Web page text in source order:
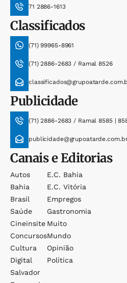
71 2886-1613
Classificados
(71) 99965-8961
(71) 2886-2683 / Ramal 8526
Publicidade
(71) 2886-2683 / Ramal 8585 |
Canais e Editorias
Autos
Bahia
Brasil
Saúde
Cineinsite
Concursos
Cultura
Digital
Salvador
E.c. Bahia
E.c. Vitória
Empregos
Gastronomia
Muito
Mundo
Opinião
Política